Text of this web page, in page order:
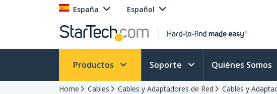
España Español
Productos Soporte Quiénes Somos
Home Cables Cables y Adaptadores de Red Cables y